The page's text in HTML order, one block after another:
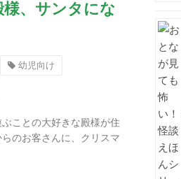
、サンタにな
幼児向け
ことの大好きな殿様が住
のお客さんに、クリスマ